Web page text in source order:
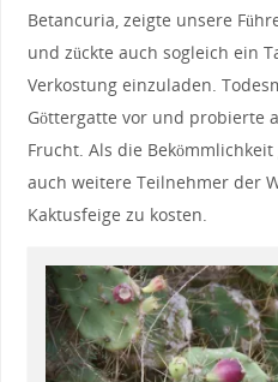
Betancuria, zeigte unsere
und zückte auch sogleich ein
Verkostung einzuladen.
Göttergatte vor und probierte
Frucht. Als die
auch weitere Teilnehmer der
Kaktusfeige zu kosten.